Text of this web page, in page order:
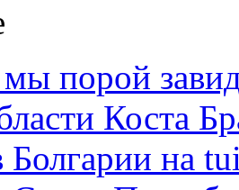
порой
Коста
на